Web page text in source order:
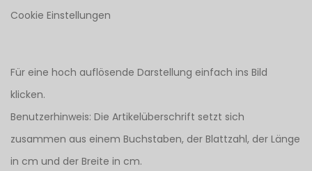
Cookie Einstellungen
Für eine hoch auflösende Darstellung einfach ins Bild
klicken.
Benutzerhinweis: Die Artikelüberschrift setzt sich
zusammen aus einem Buchstaben, der Blattzahl, der Länge
in cm und der Breite in cm.